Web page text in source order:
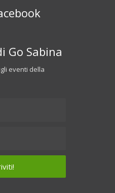
Go Sabina
eventi della